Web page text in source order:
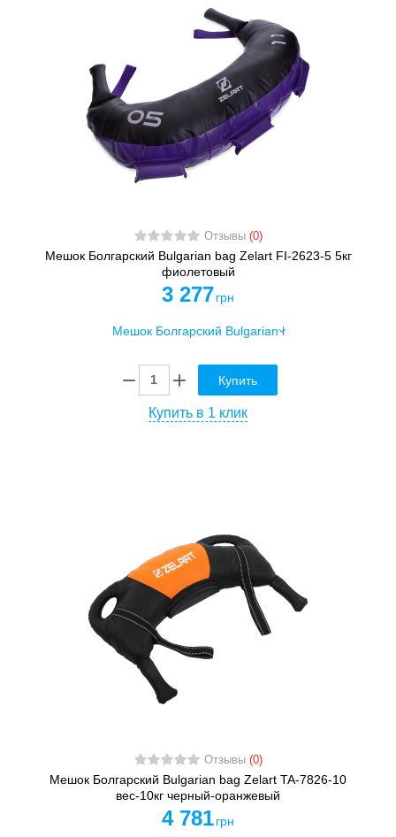
Отзывы (0)
Мешок Болгарский Bulgarian bag Zelart FI-2623-5 5кг
фиолетовый
3 277 грн
Купить
Купить в 1 клик
Отзывы (0)
Мешок Болгарский Bulgarian bag Zelart TA-7826-10
вес-10кг черный-оранжевый
4 781 грн